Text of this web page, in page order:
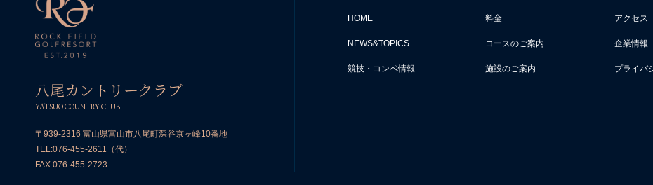
八尾カントリークラブ
YATSUO COUNTRY CLUB
〒939-2316 富山県富山市八尾町深谷京ヶ峰10番地
TEL:076-455-2611
（代）
FAX:076-455-2723
HOME
NEWS&TOPICS
競技・コンペ情報
料金
コースのご案内
施設のご案内
アクセス
企業情報
プライバ